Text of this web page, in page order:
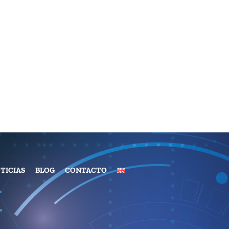
BLOG CONTACTO